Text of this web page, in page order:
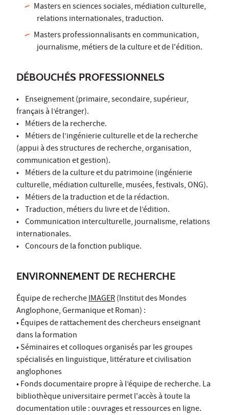
Masters en sciences sociales, médiation culturelle,
relations internationales, traduction.
Masters professionnalisants en communication,
journalisme, métiers de la culture et de l'édition.
DÉBOUCHÉS PROFESSIONNELS
• Enseignement (primaire, secondaire, supérieur,
français à l’étranger).
• Métiers de la recherche.
• Métiers de l’ingénierie culturelle et de la recherche
(appui à des structures de recherche, organisation,
communication et gestion).
• Métiers de la culture et du patrimoine (ingénierie
culturelle, médiation culturelle, musées, festivals, ONG).
• Métiers de la traduction et de la rédaction.
• Traduction, métiers du livre et de l’édition.
• Communication interculturelle, journalisme, relations
internationales.
• Concours de la fonction publique.
ENVIRONNEMENT DE RECHERCHE
Équipe de rechercheIMAGER(Institut des Mondes
Anglophone, Germanique et Roman) :
• Équipes de rattachement des chercheurs enseignant
dans la formation
• Séminaires et colloques organisés par les groupes
spécialisés en linguistique, littérature et civilisation
anglophones
• Fonds documentaire propre à l’équipe de recherche. La
bibliothèque universitaire permet l'accès à toute la
documentation utile : ouvrages et ressources en ligne.